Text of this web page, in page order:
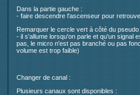
Dans la partie gauche :
- faire descendre l'ascenseur pour
Remarquer le cercle vert à côté du pseudo
- il s'allume lorsqu'on parle et qu'un signal
pas, le micro n'est pas branché ou pas
volume est trop faible)
Changer de canal :
Plusieurs canaux sont disponibles :